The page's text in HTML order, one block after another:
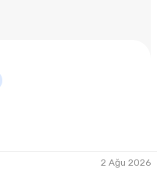
2 Ağu 2026